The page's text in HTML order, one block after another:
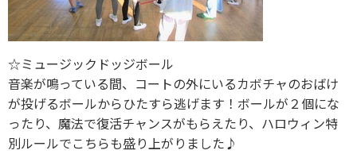
☆ミュージックドッジボール
音楽が鳴っている間、コートの外にいるカボチャのおばけ
が投げるボールからひたすら逃げます！ボールが２個にな
ったり、魔法で復活チャンスがもらえたり、ハロウィン特
別ルールでこちらも盛り上がりました♪